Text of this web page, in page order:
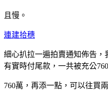
且慢。
連建拾穗
細心扒拉一遍拍賣通知佈告
有實時付尾款，一共被充公
760萬，再添一點，可以往買